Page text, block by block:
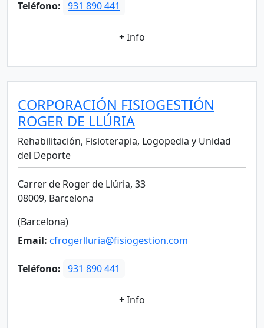
Teléfono: 931 890 441
+ Info
CORPORACIÓN FISIOGESTIÓN
ROGER DE LLÚRIA
Rehabilitación, Fisioterapia, Logopedia y Unidad
del Deporte
Carrer de Roger de Llúria, 33
08009, Barcelona
(Barcelona)
Email: cfrogerlluria@fisiogestion.com
Teléfono: 931 890 441
+ Info